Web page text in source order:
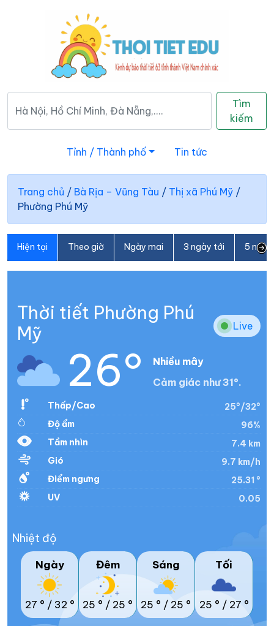
Tìm
kiếm
Tỉnh / Thành phố Tin tức
Trang chủ / Bà Rịa – Vũng Tàu / Thị xã Phú Mỹ /
Phường Phú Mỹ
Hiện tại Theo giờ Ngày mai 3 ngày tới 5
Thời tiết Phường Phú
Mỹ
Live
26°
Nhiều mây
Cảm giác như 31°.
Thấp/Cao
25°/32°
Độ ẩm
96%
Tầm nhìn
7.4 km
Gió
9.7 km/h
Điểm ngưng
25.31 °
UV
0.05
Nhiệt độ
Ngày
27 ° / 32 °
Đêm
25 ° / 25 °
Sáng
25 ° / 25 °
Tối
25 ° / 27 °